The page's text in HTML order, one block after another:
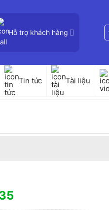
Hỗ trợ khách hàng
Tin tức Tài liệu